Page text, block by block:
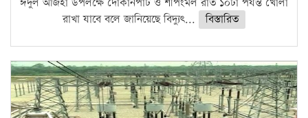
ঈদুল আজহা উপলক্ষে দোকানপাট ও শপিংমল রাত ১০টা পর্যন্ত খোলা
রাখা যাবে বলে জানিয়েছে বিদ্যুৎ...
বিস্তারিত